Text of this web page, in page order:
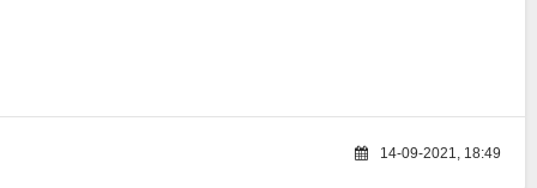
14-09-2021, 18:49